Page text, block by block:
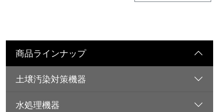
商品ラインナップ
土壌汚染対策機器
水処理機器